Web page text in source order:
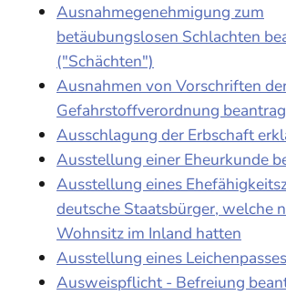
Ausnahmegenehmigung zum
betäubungslosen Schlachten
("Schächten")
Ausnahmen von Vorschriften
Gefahrstoffverordnung
Ausschlagung der Erbschaft
Ausstellung einer Eheurkunde
Ausstellung eines
deutsche Staatsbürger, welche
Wohnsitz im Inland hatten
Ausstellung eines
Ausweispflicht - Befreiung